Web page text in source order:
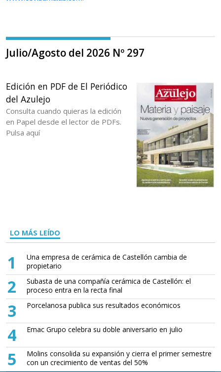
Julio/Agosto del 2026 Nº 297
Edición en PDF de El Periódico
del Azulejo
Consulta cuando quieras la edición
en Papel desde el lector de PDFs.
Pulsa aquí
LO MÁS LEÍDO
1
Una empresa de cerámica de Castellón cambia de
propietario
2
Subasta de una compañía cerámica de Castellón: el
proceso entra en la recta final
3 Porcelanosa publica sus resultados económicos
4 Emac Grupo celebra su doble aniversario en julio
5
Molins consolida su expansión y cierra el primer semestre
con un crecimiento de ventas del 50%